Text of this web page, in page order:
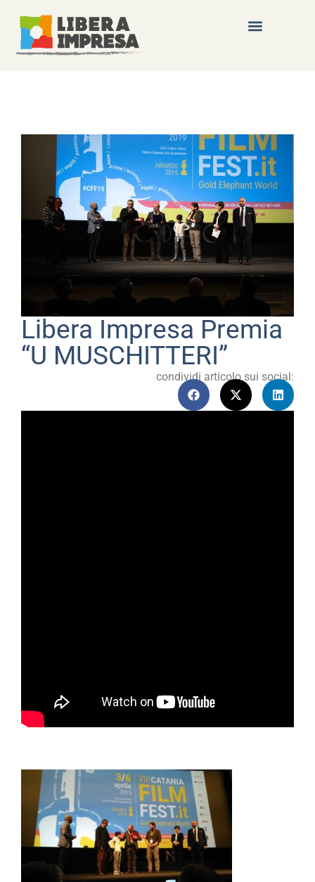
Libera Impresa Premia
“U MUSCHITTERI”
condividi articolo sui social: